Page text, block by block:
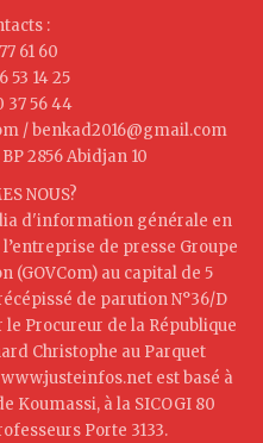
:
61 60
53 14 25
37 56 44
/ benkad2016@gmail.com
2856 Abidjan 10
NOUS?
d'information générale en
de presse Groupe
(GOVCom) au capital de 5
de parution N°36/D
le Procureur de la République
Christophe au Parquet
est basé à
Koumassi, à la SICOGI 80
Porte 3133.